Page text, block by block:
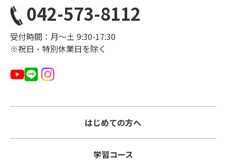
042-573-8112
受付時間：月〜土 9:30-17:30
※祝日・特別休業日を除く
はじめての方へ
学習コース